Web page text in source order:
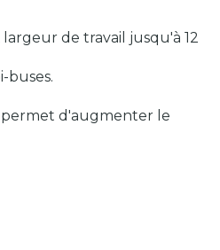
largeur de travail jusqu'à 12
buses.
permet d'augmenter le